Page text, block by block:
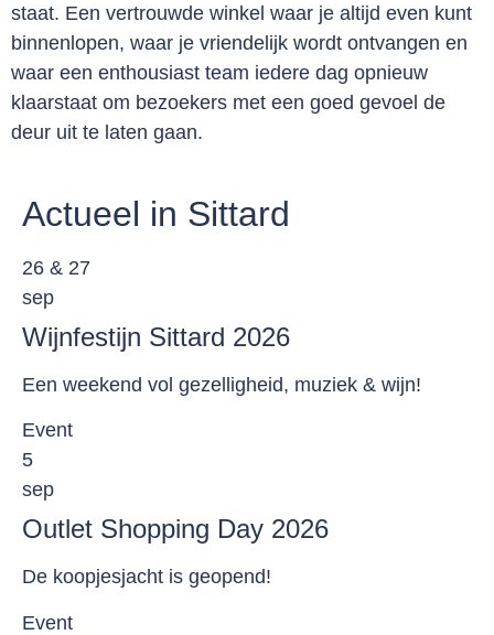
staat. Een vertrouwde winkel waar je altijd even kunt
binnenlopen, waar je vriendelijk wordt ontvangen en
waar een enthousiast team iedere dag opnieuw
klaarstaat om bezoekers met een goed gevoel de
deur uit te laten gaan.
Actueel in Sittard
26 & 27
sep
Wijnfestijn Sittard 2026
Een weekend vol gezelligheid, muziek & wijn!
Event
5
sep
Outlet Shopping Day 2026
De koopjesjacht is geopend!
Event